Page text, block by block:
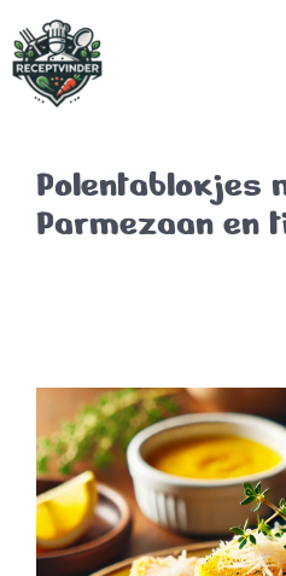
Polentablokjes
Parmezaan en